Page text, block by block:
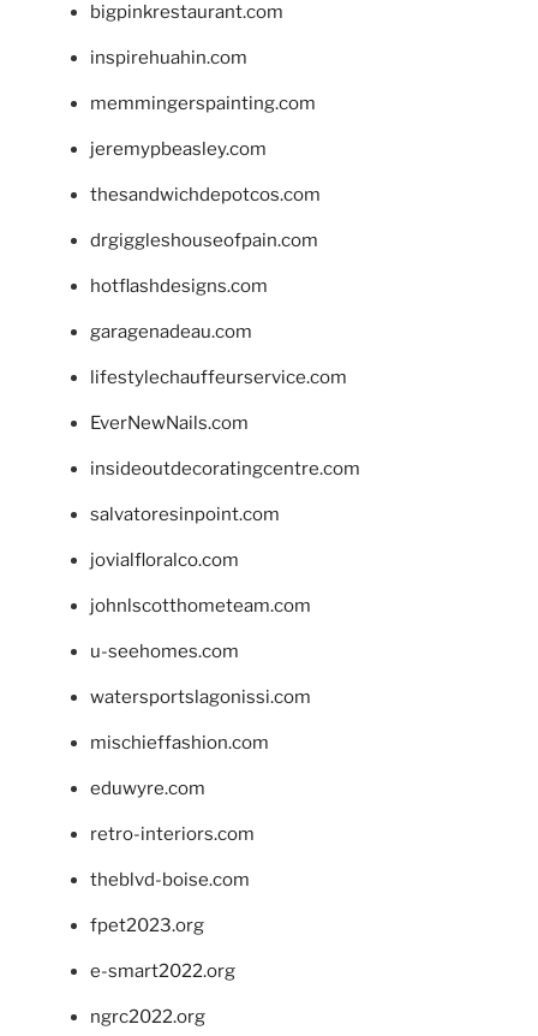
bigpinkrestaurant.com
inspirehuahin.com
memmingerspainting.com
jeremypbeasley.com
thesandwichdepotcos.com
drgiggleshouseofpain.com
hotflashdesigns.com
garagenadeau.com
lifestylechauffeurservice.com
EverNewNails.com
insideoutdecoratingcentre.com
salvatoresinpoint.com
jovialfloralco.com
johnlscotthometeam.com
u-seehomes.com
watersportslagonissi.com
mischieffashion.com
eduwyre.com
retro-interiors.com
theblvd-boise.com
fpet2023.org
e-smart2022.org
ngrc2022.org